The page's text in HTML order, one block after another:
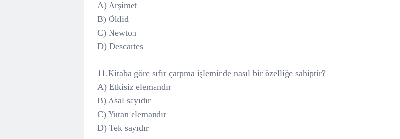
A) Arşimet
B) Öklid
C) Newton
D) Descartes
11.Kitaba göre sıfır çarpma işleminde nasıl bir özelliğe sahiptir?
A) Etkisiz elemandır
B) Asal sayıdır
C) Yutan elemandır
D) Tek sayıdır